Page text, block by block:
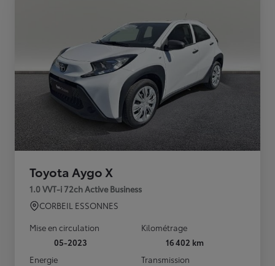
Toyota Aygo X
1.0 VVT-i 72ch Active Business
CORBEIL ESSONNES
Mise en circulation
05-2023
Kilométrage
16 402 km
Energie
Transmission